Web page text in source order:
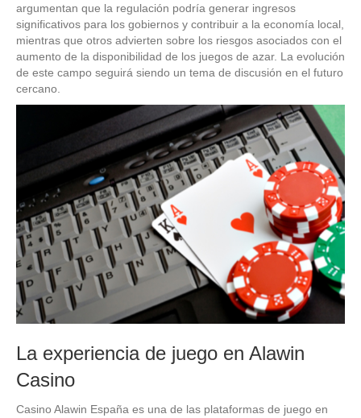
argumentan que la regulación podría generar ingresos
significativos para los gobiernos y contribuir a la economía local,
mientras que otros advierten sobre los riesgos asociados con el
aumento de la disponibilidad de los juegos de azar. La evolución
de este campo seguirá siendo un tema de discusión en el futuro
cercano.
La experiencia de juego en Alawin
Casino
Casino Alawin España es una de las plataformas de juego en